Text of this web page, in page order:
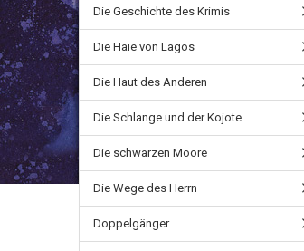
Die Geschichte des Krimis
Die Haie von Lagos
Die Haut des Anderen
Die Schlange und der Kojote
Die schwarzen Moore
Die Wege des Herrn
Doppelgänger